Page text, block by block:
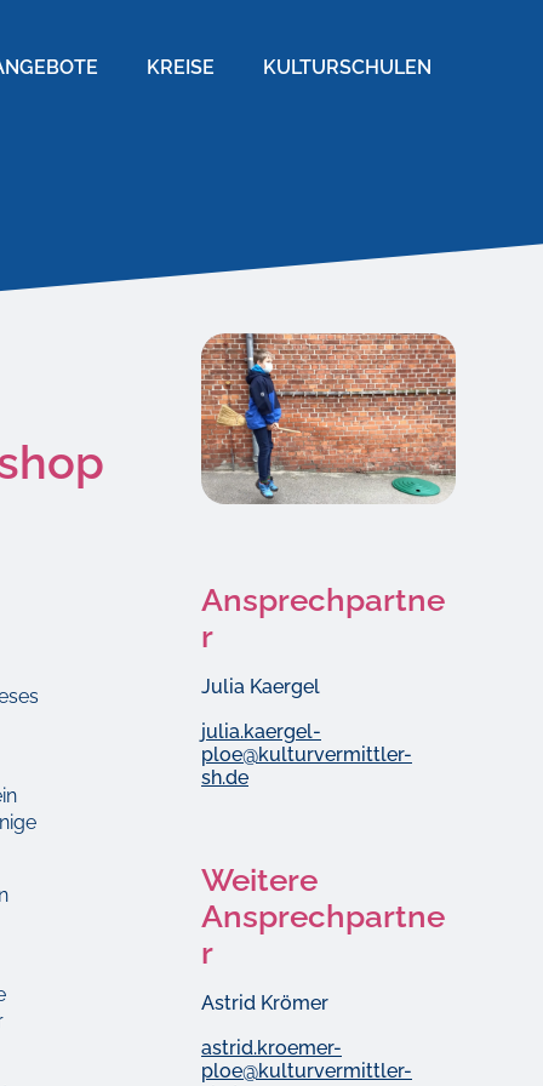
KREISE KULTURSCHULEN
Ansprechpartne
r
Julia Kaergel
julia.kaergel-
ploe@kulturvermittler-
sh.de
Weitere
Ansprechpartne
r
Astrid Krömer
astrid.kroemer-
ploe@kulturvermittler-